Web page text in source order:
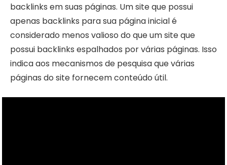
backlinks em suas páginas. Um site que possui
apenas backlinks para sua página inicial é
considerado menos valioso do que um site que
possui backlinks espalhados por várias páginas. Isso
indica aos mecanismos de pesquisa que várias
páginas do site fornecem conteúdo útil.